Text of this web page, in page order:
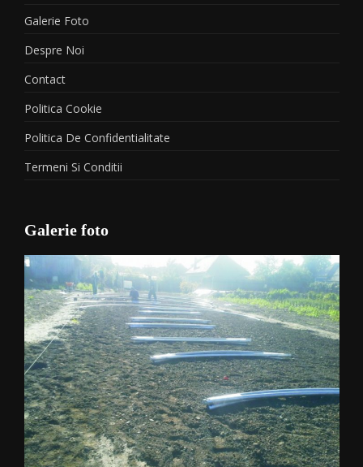
Galerie Foto
Despre Noi
Contact
Politica Cookie
Politica De Confidentialitate
Termeni Si Conditii
Galerie foto